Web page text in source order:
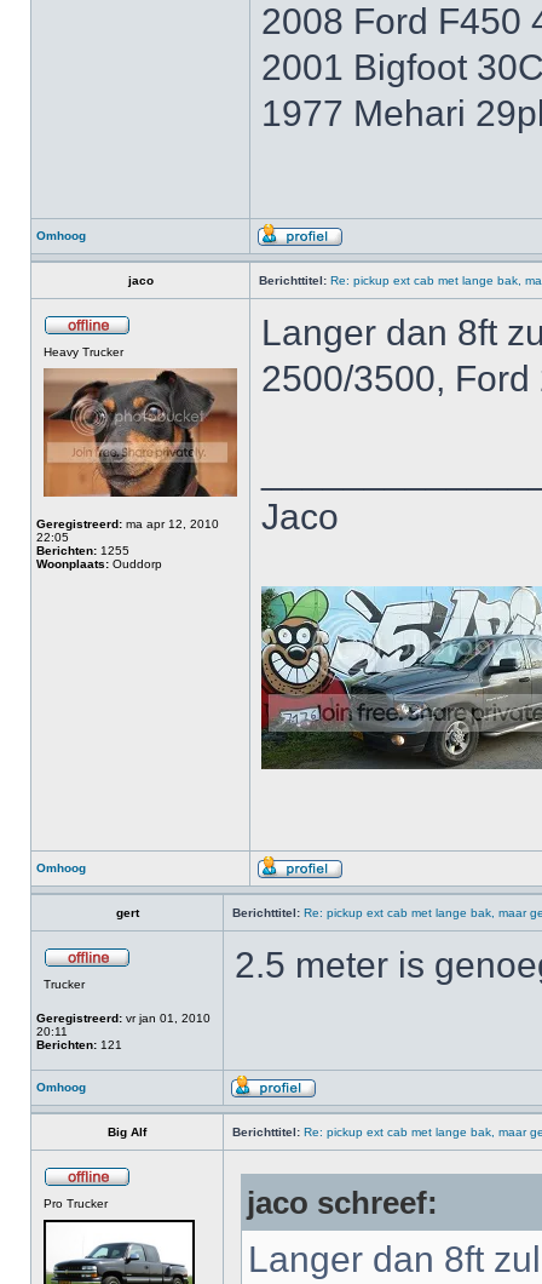
2008 Ford F450
2001 Bigfoot
1977 Mehari
Omhoog
jaco Berichttitel: Re: pickup ext cab met lange bak,
Heavy Trucker
Geregistreerd: ma apr 12, 2010
22:05
Berichten: 1255
Woonplaats: Ouddorp
Langer dan 8ft
2500/3500,
Jaco
Omhoog
gert Berichttitel: Re: pickup ext cab met lange bak, maar
Trucker
Geregistreerd: vr jan 01, 2010
20:11
Berichten: 121
2.5 meter is
Omhoog
Big Alf Berichttitel: Re: pickup ext cab met lange bak, maar
Pro Trucker jaco schreef:
Langer dan 8ft